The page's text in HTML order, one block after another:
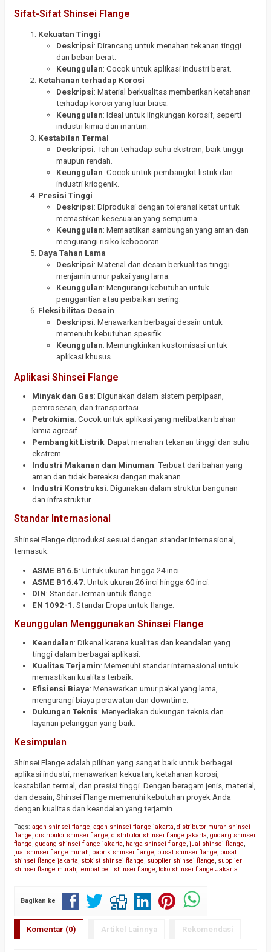
Sifat-Sifat Shinsei Flange
Kekuatan Tinggi
Deskripsi: Dirancang untuk menahan tekanan tinggi
dan beban berat.
Keunggulan: Cocok untuk aplikasi industri berat.
Ketahanan terhadap Korosi
Deskripsi: Material berkualitas memberikan ketahanan
terhadap korosi yang luar biasa.
Keunggulan: Ideal untuk lingkungan korosif, seperti
industri kimia dan maritim.
Kestabilan Termal
Deskripsi: Tahan terhadap suhu ekstrem, baik tinggi
maupun rendah.
Keunggulan: Cocok untuk pembangkit listrik dan
industri kriogenik.
Presisi Tinggi
Deskripsi: Diproduksi dengan toleransi ketat untuk
memastikan kesesuaian yang sempurna.
Keunggulan: Memastikan sambungan yang aman dan
mengurangi risiko kebocoran.
Daya Tahan Lama
Deskripsi: Material dan desain berkualitas tinggi
menjamin umur pakai yang lama.
Keunggulan: Mengurangi kebutuhan untuk
penggantian atau perbaikan sering.
Fleksibilitas Desain
Deskripsi: Menawarkan berbagai desain untuk
memenuhi kebutuhan spesifik.
Keunggulan: Memungkinkan kustomisasi untuk
aplikasi khusus.
Aplikasi Shinsei Flange
Minyak dan Gas: Digunakan dalam sistem perpipaan,
pemrosesan, dan transportasi.
Petrokimia: Cocok untuk aplikasi yang melibatkan bahan
kimia agresif.
Pembangkit Listrik: Dapat menahan tekanan tinggi dan suhu
ekstrem.
Industri Makanan dan Minuman: Terbuat dari bahan yang
aman dan tidak bereaksi dengan makanan.
Industri Konstruksi: Digunakan dalam struktur bangunan
dan infrastruktur.
Standar Internasional
Shinsei Flange diproduksi sesuai dengan standar internasional,
termasuk:
ASME B16.5: Untuk ukuran hingga 24 inci.
ASME B16.47: Untuk ukuran 26 inci hingga 60 inci.
DIN: Standar Jerman untuk flange.
EN 1092-1 : Standar Eropa untuk flange.
Keunggulan Menggunakan Shinsei Flange
Keandalan: Dikenal karena kualitas dan keandalan yang
tinggi dalam berbagai aplikasi.
Kualitas Terjamin: Memenuhi standar internasional untuk
memastikan kualitas terbaik.
Efisiensi Biaya: Menawarkan umur pakai yang lama,
mengurangi biaya perawatan dan downtime.
Dukungan Teknis: Menyediakan dukungan teknis dan
layanan pelanggan yang baik.
Kesimpulan
Shinsei Flange adalah pilihan yang sangat baik untuk berbagai
aplikasi industri, menawarkan kekuatan, ketahanan korosi,
kestabilan termal, dan presisi tinggi. Dengan beragam jenis, material,
dan desain, Shinsei Flange memenuhi kebutuhan proyek Anda
dengan kualitas dan keandalan yang terjamin
Tags: agen shinsei flange agen shinsei flange jakarta distributor murah shinsei
flange distributor shinsei flange distributor shinsei flange jakarta gudang shinsei
flange gudang shinsei flange jakarta harga shinsei flange jual shinsei flange
jual shinsei flange murah pabrik shinsei flange pusat shinsei flange pusat
shinsei flange jakarta stokist shinsei flange supplier shinsei flange supplier
shinsei flange murah tempat beli shinsei flange toko shinsei flange Jakarta
Bagikan ke
Komentar (0) Artikel Lainnya Rekomendasi